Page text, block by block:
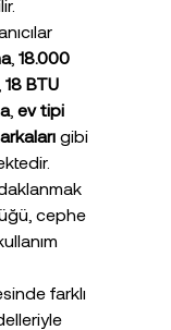
, 18.000
18 BTU
, ev tipi
gibi
cephe
farklı